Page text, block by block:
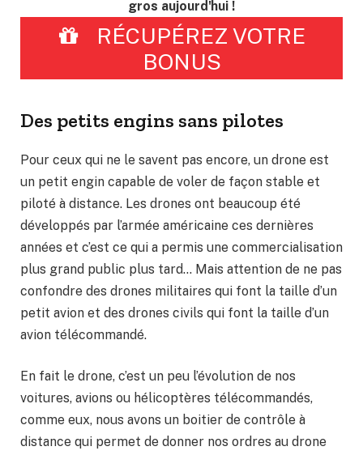
gros aujourd'hui !
RÉCUPÉREZ VOTRE
BONUS
Des petits engins sans pilotes
Pour ceux qui ne le savent pas encore, un drone est
un petit engin capable de voler de façon stable et
piloté à distance. Les drones ont beaucoup été
développés par l’armée américaine ces dernières
années et c’est ce qui a permis une commercialisation
plus grand public plus tard… Mais attention de ne pas
confondre des drones militaires qui font la taille d’un
petit avion et des drones civils qui font la taille d’un
avion télécommandé.
En fait le drone, c’est un peu l’évolution de nos
voitures, avions ou hélicoptères télécommandés,
comme eux, nous avons un boitier de contrôle à
distance qui permet de donner nos ordres au drone